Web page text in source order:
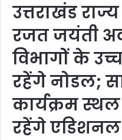
उत्तराखंड
रजत जयंती
विभागोें के
रहेंगे नोडल;
कार्यक्रम
रहेंगे एडिशनल